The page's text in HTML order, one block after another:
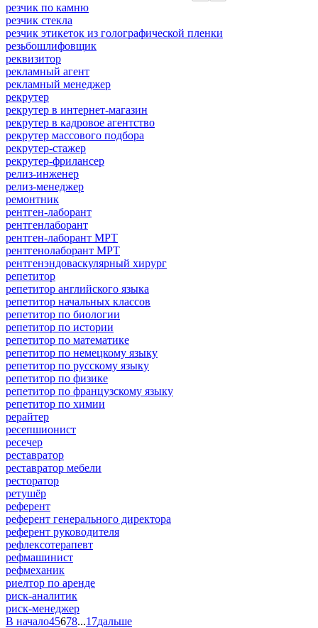
резчик по камню
резчик стекла
резчик этикеток из голографической пленки
резьбошлифовщик
реквизитор
рекламный агент
рекламный менеджер
рекрутер
рекрутер в интернет-магазин
рекрутер в кадровое агентство
рекрутер массового подбора
рекрутер-стажер
рекрутер-фрилансер
релиз-инженер
релиз-менеджер
ремонтник
рентген-лаборант
рентгенлаборант
рентген-лаборант МРТ
рентгенолаборант МРТ
рентгенэндоваскулярный хирург
репетитор
репетитор английского языка
репетитор начальных классов
репетитор по биологии
репетитор по истории
репетитор по математике
репетитор по немецкому языку
репетитор по русскому языку
репетитор по физике
репетитор по французскому языку
репетитор по химии
рерайтер
ресепшионист
ресечер
реставратор
реставратор мебели
ресторатор
ретушёр
референт
референт генерального директора
референт руководителя
рефлексотерапевт
рефмашинист
рефмеханик
риелтор по аренде
риск-аналитик
риск-менеджер
В начало45678...17дальше